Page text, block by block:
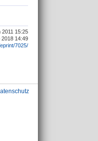
2011 15:25
2018 14:49
7025/